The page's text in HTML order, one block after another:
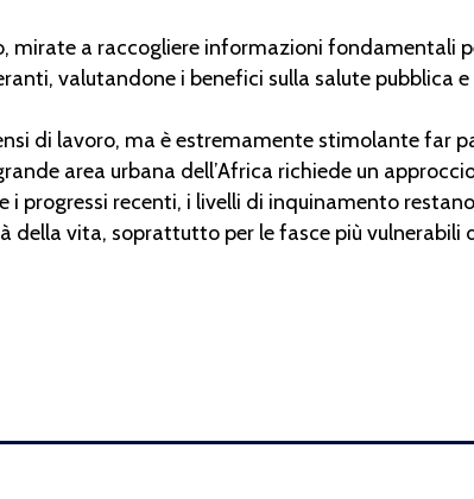
mirate a raccogliere informazioni fondamentali
valutandone i benefici sulla salute pubblica
di lavoro, ma è estremamente stimolante far
area urbana dell’Africa richiede un
i progressi recenti, i livelli di inquinamento
della vita, soprattutto per le fasce più vulnerabili